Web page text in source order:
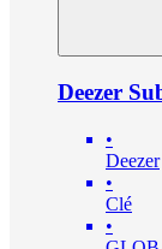
Deezer
•
Deezer
•
Clé
•